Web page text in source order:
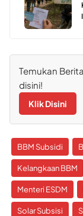
Temukan
disini!
Klik Disini
BBM Subsidi
Kelangkaan BBM
Menteri ESDM
Solar Subsisi